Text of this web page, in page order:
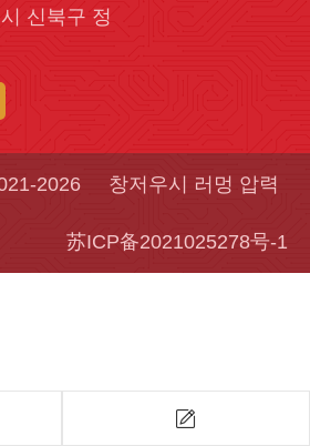
신북구 정
2026 창저우시 러멍 압력
苏ICP备2021025278号-1